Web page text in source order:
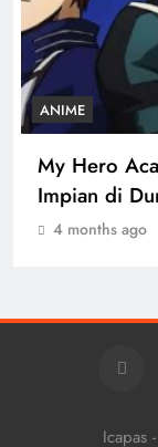
ANIME
My Hero
Impian di
4 months ago
Icapas